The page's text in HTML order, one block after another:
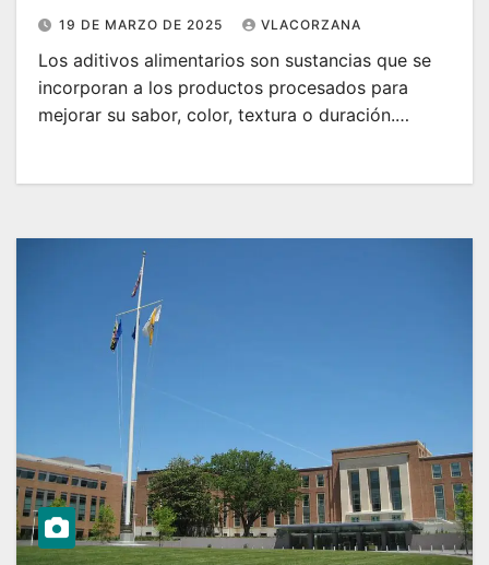
19 DE MARZO DE 2025 VLACORZANA
Los aditivos alimentarios son sustancias que se
incorporan a los productos procesados para
mejorar su sabor, color, textura o duración.…